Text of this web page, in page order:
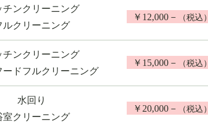
チンクリーニング
ルクリーニング
￥12,000－ （税込）
チンクリーニング
ードフルクリーニング
￥15,000－ （税込）
水回り
室クリーニング
￥20,000－ （税込）